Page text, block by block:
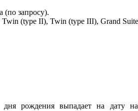
(по запросу).
Twin (type II), Twin (type III), Grand
рождения выпадает на дату